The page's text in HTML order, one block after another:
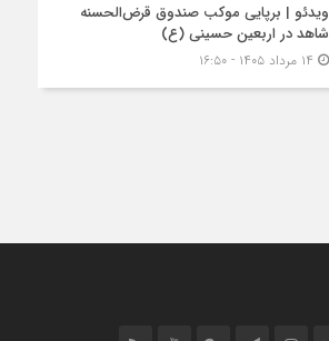
ویدئو | برپایی موکب صندوق قرض‌الحسنه
شاهد در اربعین حسینی (ع)